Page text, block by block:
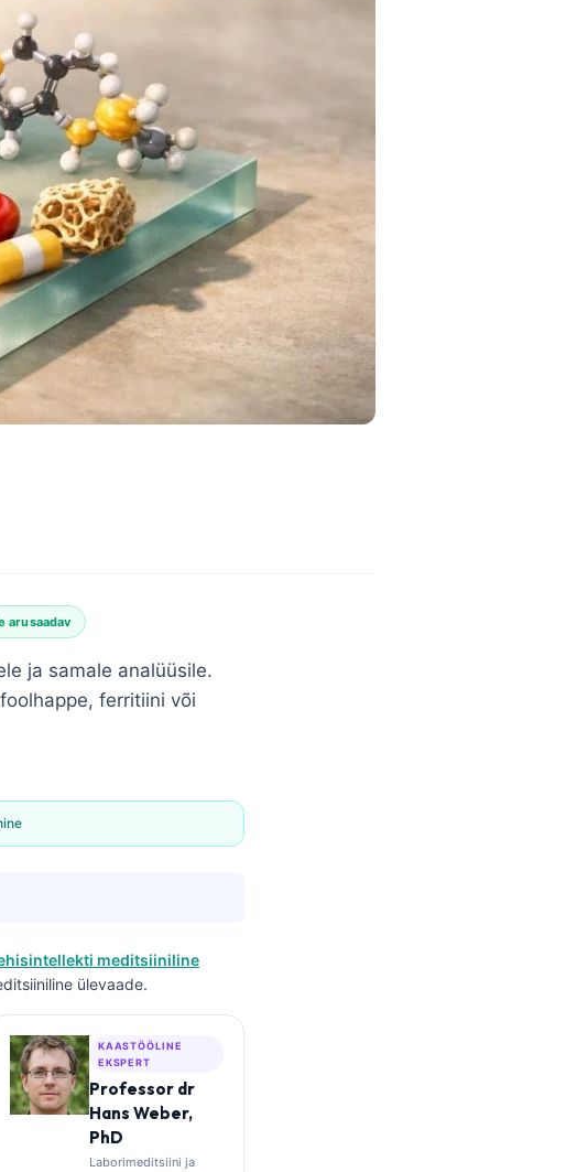
arusaadav
ja samale analüüsile.
ferritiini või
meditsiiniline
ülevaade.
KAASTÖÖLINE
EKSPERT
Professor dr
Hans Weber,
PhD
Laborimeditsiini ja